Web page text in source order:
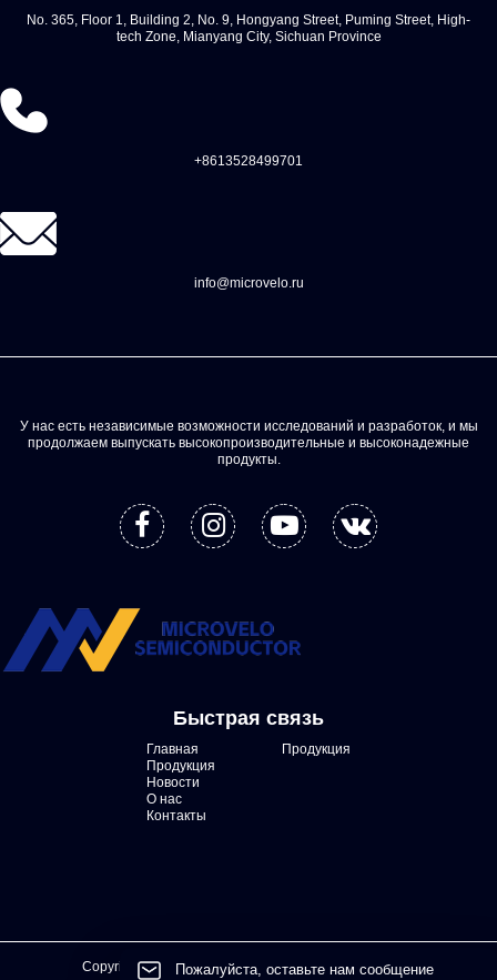
No. 365, Floor 1, Building 2, No. 9, Hongyang Street, Puming Street, High-
tech Zone, Mianyang City, Sichuan Province
+8613528499701
info@microvelo.ru
У нас есть независимые возможности исследований и разработок, и мы
продолжаем выпускать высокопроизводительные и высоконадежные
продукты.
Быстрая связь
Главная
Продукция
Новости
О нас
Контакты
Продукция
Copyright © Sichuan Microvelo Semiconductor Co.,LTD
Пожалуйста, оставьте нам сообщение